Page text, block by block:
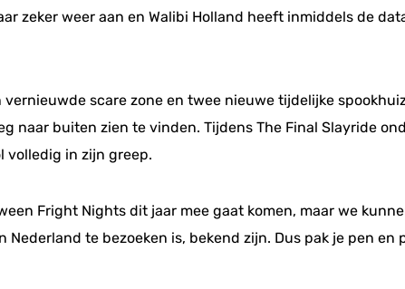
zeker weer aan en Walibi Holland heeft inmiddels de
scare zone en twee nieuwe tijdelijke
naar buiten zien te vinden. Tijdens The Final Slayride
volledig in zijn greep.
Fright Nights dit jaar mee gaat komen, maar we
te bezoeken is, bekend zijn. Dus pak je pen en